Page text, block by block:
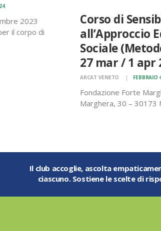
2023
il corpo di
Corso di
all’Approccio
Sociale
27 mar / 1 apr
ARCAT VENETO FEBBRAIO
Fondazione Forte
Marghera, 30 – 30173
Il club accoglie, ascolta
ciascuno. Sostiene le scelte di